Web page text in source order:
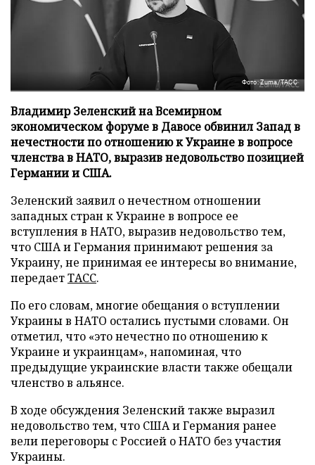
Фото: Zuma/ТАСС
Владимир Зеленский на Всемирном
экономическом форуме в Давосе обвинил Запад в
нечестности по отношению к Украине в вопросе
членства в НАТО, выразив недовольство позицией
Германии и США.
Зеленский заявил о нечестном отношении
западных стран к Украине в вопросе ее
вступления в НАТО, выразив недовольство тем,
что США и Германия принимают решения за
Украину, не принимая ее интересы во внимание,
передаетТАСС.
По его словам, многие обещания о вступлении
Украины в НАТО остались пустыми словами. Он
отметил, что «это нечестно по отношению к
Украине и украинцам», напоминая, что
предыдущие украинские власти также обещали
членство в альянсе.
В ходе обсуждения Зеленский также выразил
недовольство тем, что США и Германия ранее
вели переговоры с Россией о НАТО без участия
Украины.